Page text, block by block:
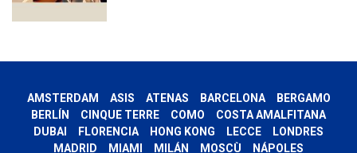
AMSTERDAM ASIS ATENAS BARCELONA
BERGAMO
BERLÍN
CINQUE TERRE COMO
COSTA AMALFITANA
DUBAI
FLORENCIA HONG KONG LECCE
LONDRES
MADRID
MIAMI MILÁN MOSCÙ NÁPOLES